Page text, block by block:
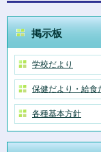
掲示板
学校だより
保健だより・給食
各種基本方針